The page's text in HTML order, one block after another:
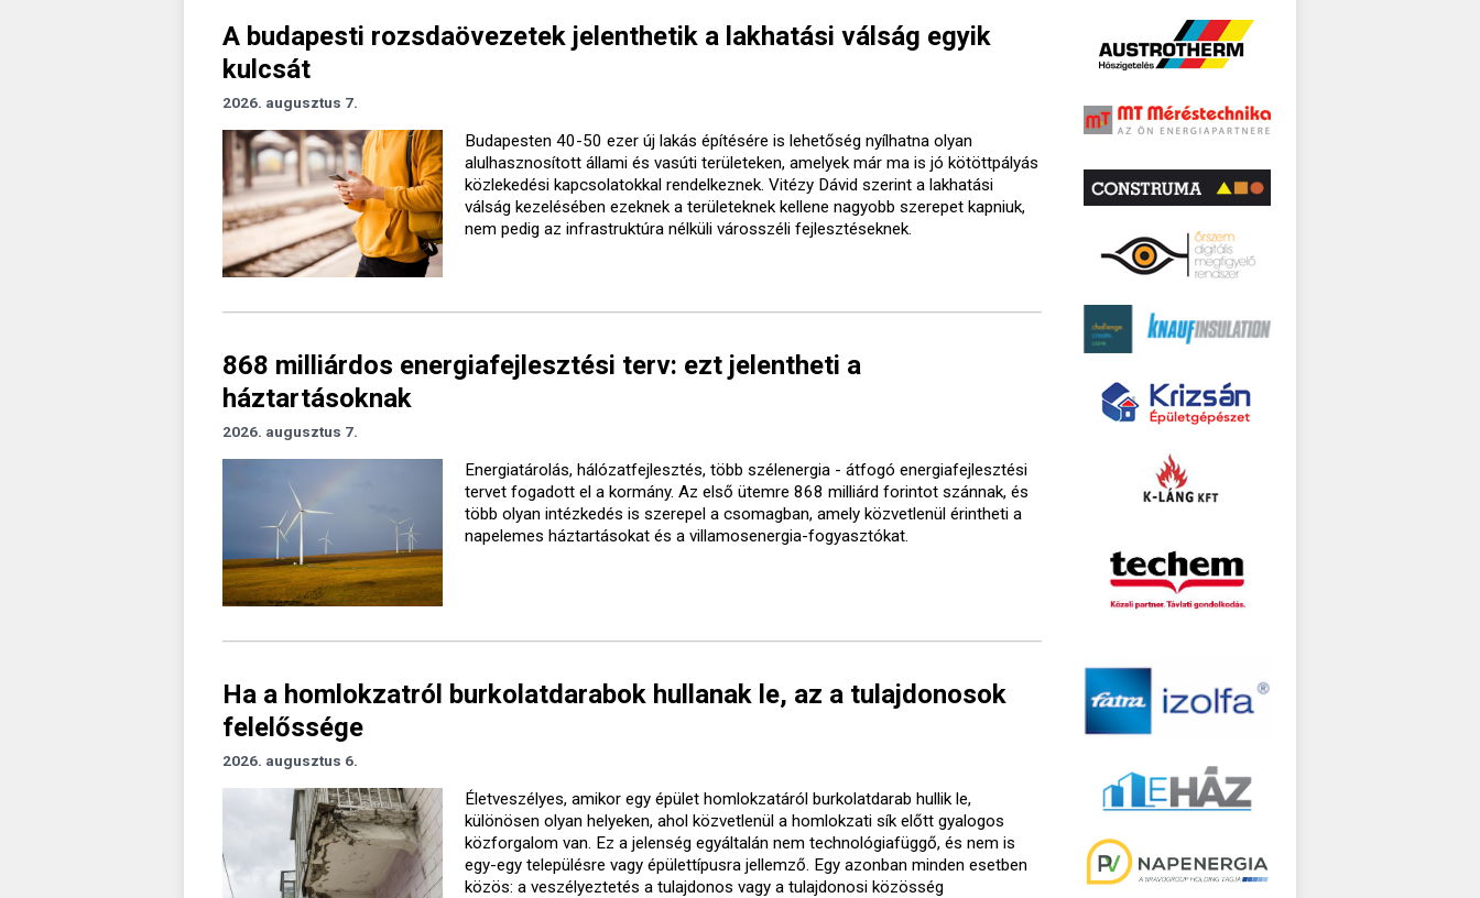
A budapesti rozsdaövezetek jelenthetik a lakhatási válság egyik
kulcsát
2026. augusztus 7.
Budapesten 40-50 ezer új lakás építésére is lehetőség nyílhatna olyan
alulhasznosított állami és vasúti területeken, amelyek már ma is jó kötöttpályás
közlekedési kapcsolatokkal rendelkeznek. Vitézy Dávid szerint a lakhatási
válság kezelésében ezeknek a területeknek kellene nagyobb szerepet kapniuk,
nem pedig az infrastruktúra nélküli városszéli fejlesztéseknek.
868 milliárdos energiafejlesztési terv: ezt jelentheti a
háztartásoknak
2026. augusztus 7.
Energiatárolás, hálózatfejlesztés, több szélenergia - átfogó energiafejlesztési
tervet fogadott el a kormány. Az első ütemre 868 milliárd forintot szánnak, és
több olyan intézkedés is szerepel a csomagban, amely közvetlenül érintheti a
napelemes háztartásokat és a villamosenergia-fogyasztókat.
Ha a homlokzatról burkolatdarabok hullanak le, az a tulajdonosok
felelőssége
2026. augusztus 6.
Életveszélyes, amikor egy épület homlokzatáról burkolatdarab hullik le,
különösen olyan helyeken, ahol közvetlenül a homlokzati sík előtt gyalogos
közforgalom van. Ez a jelenség egyáltalán nem technológiafüggő, és nem is
egy-egy településre vagy épülettípusra jellemző. Egy azonban minden esetben
közös: a veszélyeztetés a tulajdonos vagy a tulajdonosi közösség